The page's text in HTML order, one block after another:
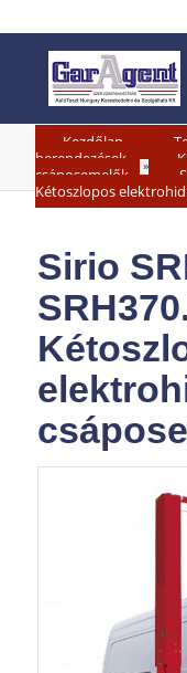
Kezdőlap
berendezések
csáposemelők
»
Kétoszlopos
Sirio